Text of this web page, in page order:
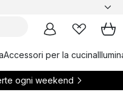
Accessori per la cucina
ogni weekend